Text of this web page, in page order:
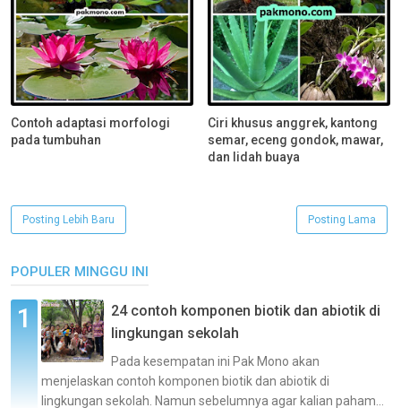
Contoh adaptasi morfologi
pada tumbuhan
Ciri khusus anggrek, kantong
semar, eceng gondok, mawar,
dan lidah buaya
Posting Lebih Baru Posting Lama
POPULER MINGGU INI
24 contoh komponen biotik dan abiotik di
lingkungan sekolah
Pada kesempatan ini Pak Mono akan
menjelaskan contoh komponen biotik dan abiotik di
lingkungan sekolah. Namun sebelumnya agar kalian paham...